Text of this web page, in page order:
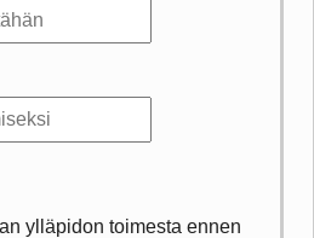
ylläpidon toimesta ennen